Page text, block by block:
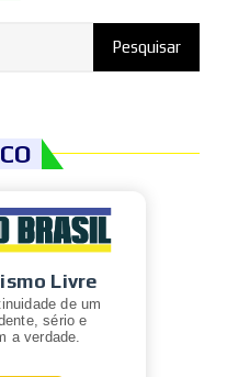
Livre
de um
sério e
a verdade.